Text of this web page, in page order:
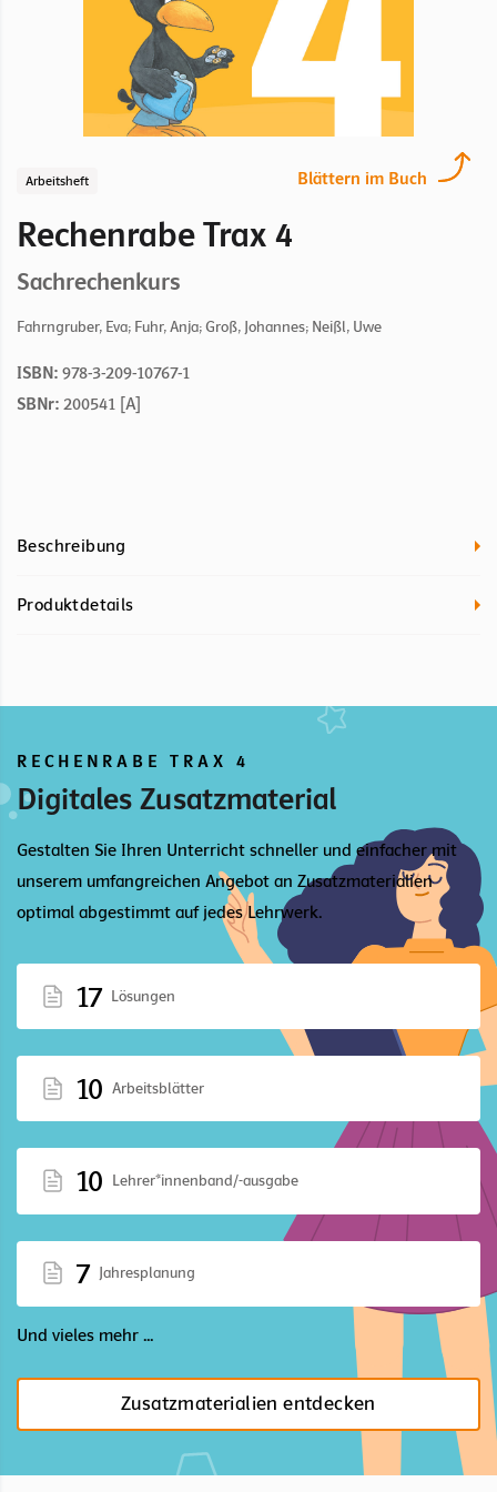
Blättern im Buch
Arbeitsheft
Rechenrabe Trax 4
Sachrechenkurs
Fahrngruber, Eva; Fuhr, Anja; Groß, Johannes; Neißl, Uwe
ISBN: 978-3-209-10767-1
SBNr: 200541 [A]
Beschreibung
Produktdetails
RECHENRABE TRAX 4
Digitales Zusatzmaterial
Gestalten Sie Ihren Unterricht schneller und einfacher mit
unserem umfangreichen Angebot an Zusatzmaterialien
optimal abgestimmt auf jedes Lehrwerk.
17 Lösungen
10 Arbeitsblätter
10 Lehrer*innenband/-ausgabe
7 Jahresplanung
Und vieles mehr ...
Zusatzmaterialien entdecken